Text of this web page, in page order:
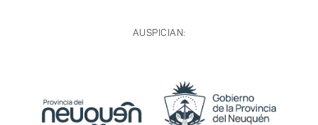
AUSPICIAN: